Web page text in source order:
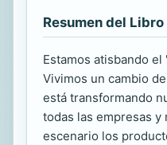
Resumen del Libro
Estamos atisbando
Vivimos un cambio
está transformando
todas las empresas y
escenario los